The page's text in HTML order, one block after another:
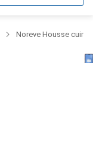
Noreve Housse cuir